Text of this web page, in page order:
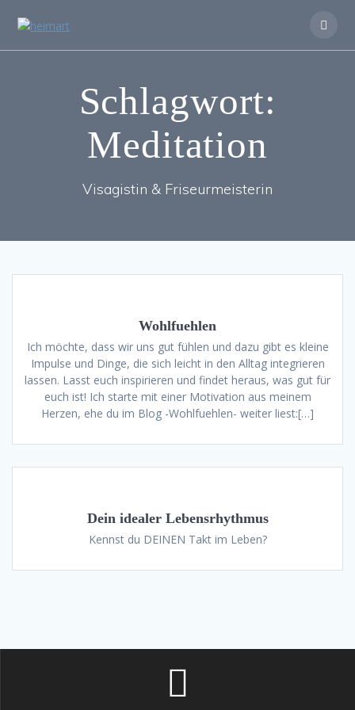
Schlagwort:
Meditation
Visagistin & Friseurmeisterin
Wohlfuehlen
Ich möchte, dass wir uns gut fühlen und dazu gibt es kleine
Impulse und Dinge, die sich leicht in den Alltag integrieren
lassen. Lasst euch inspirieren und findet heraus, was gut für
euch ist! Ich starte mit einer Motivation aus meinem
Herzen, ehe du im Blog -Wohlfuehlen- weiter liest:[…]
Dein idealer Lebensrhythmus
Kennst du DEINEN Takt im Leben?